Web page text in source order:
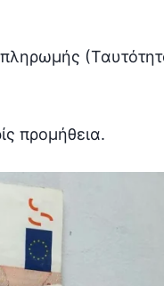
προμήθεια.